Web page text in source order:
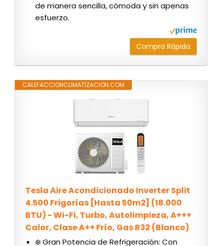
de manera sencilla, cómoda y sin apenas
esfuerzo.
Compra Rápida
CALEFACCIONCLIMATIZACION.COM
Tesla Aire Acondicionado Inverter Split
4.500 Frigorías [Hasta 50m2] (18.000
BTU) - Wi-Fi, Turbo, Autolimpieza, A+++
Calor, Clase A++ Frío, Gas R32 (Blanco)
❄️ Gran Potencia de Refrigeración: Con